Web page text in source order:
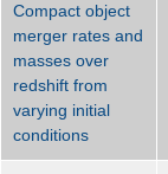
Compact object
merger rates and
masses over
redshift from
varying initial
conditions